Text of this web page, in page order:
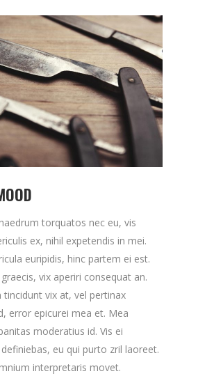
torquatos nec eu, vis
ex, nihil expetendis in mei.
euripidis, hinc partem ei est.
vix aperiri consequat an.
tincidunt vix at, vel pertinax
error epicurei mea et. Mea
moderatius id. Vis ei
eu qui purto zril laoreet.
interpretaris movet.